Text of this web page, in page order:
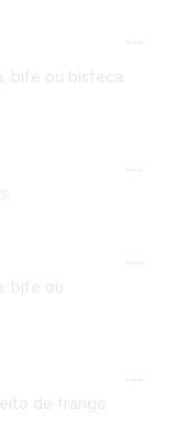
---
bife ou bisteca
---
---
---